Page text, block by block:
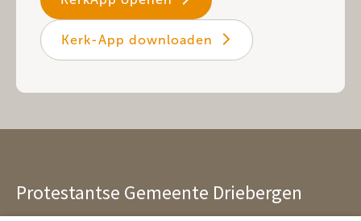
Kerk-App downloaden
Protestantse Gemeente Driebergen